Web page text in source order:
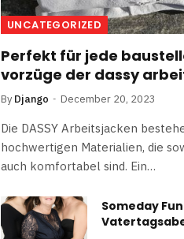
UNCATEGORIZED
Perfekt für jede
vorzüge der dassy
By Django December 20, 2023
Die DASSY Arbeitsjacken
hochwertigen Materialien, die
auch komfortabel sind. Ein…
Someday